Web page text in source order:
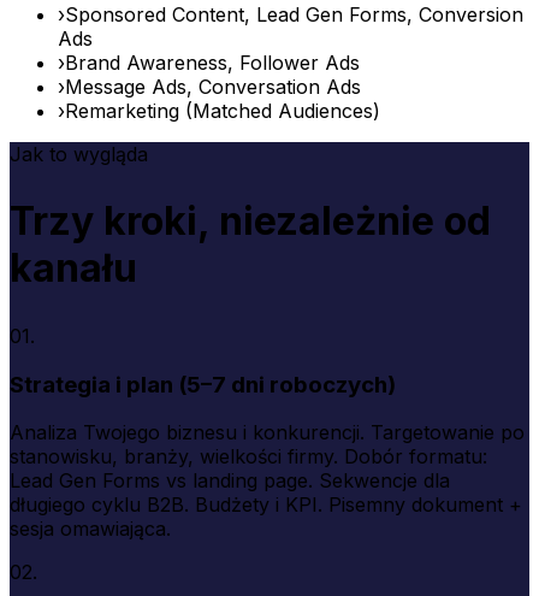
›Sponsored Content, Lead Gen Forms, Conversion
Ads
›Brand Awareness, Follower Ads
›Message Ads, Conversation Ads
›Remarketing (Matched Audiences)
Jak to wygląda
Trzy kroki, niezależnie od
kanału
01.
Strategia i plan (5–7 dni roboczych)
Analiza Twojego biznesu i konkurencji. Targetowanie po
stanowisku, branży, wielkości firmy. Dobór formatu:
Lead Gen Forms vs landing page. Sekwencje dla
długiego cyklu B2B. Budżety i KPI. Pisemny dokument +
sesja omawiająca.
02.